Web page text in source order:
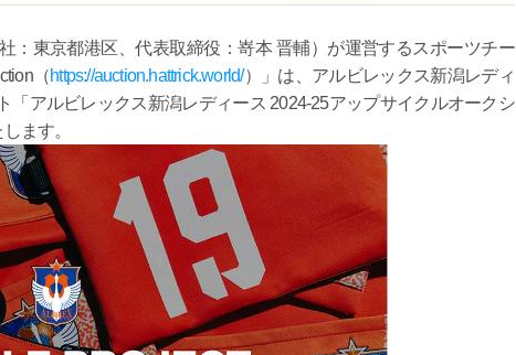
：東京都港区、代表取締役：嵜本 晋輔）が運営するスポーツチー
（https://auction.hattrick.world/）」は、アルビレックス新潟レディ
「アルビレックス新潟レディース 2024-25アップサイクルオークシ
ます。